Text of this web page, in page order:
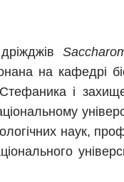
на кафедрі
Стефаника і
наук,